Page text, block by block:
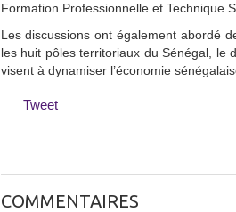
Formation Professionnelle et Technique
Les discussions ont également abordé
les huit pôles territoriaux du Sénégal, le
visent à dynamiser l’économie
Tweet
COMMENTAIRES